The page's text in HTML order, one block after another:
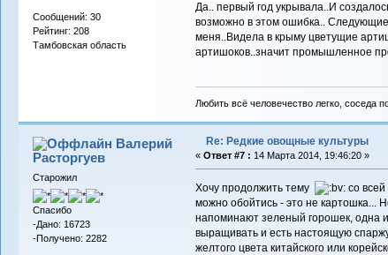
Сообщений: 30
Рейтинг: 208
Тамбовская область
Да.. первый год укрывала..И
возможно в этом ошибка.. Следующие
меня..Видела в крыму цветущие
артишоков..значит промышленное
Любить всё человечество легко, соседа
Валерий
Расторгуев
Старожил
Спасибо
-Дано: 16723
-Получено: 2282
Re: Редкие овощные культуры
« Ответ #7 : 14 Марта 2014, 19:46:20 »
Хочу продолжить тему со всей
можно обойтись - это не картошка...
напоминают зеленый горошек, одна
выращивать и есть настоящую
желтого цвета китайского или